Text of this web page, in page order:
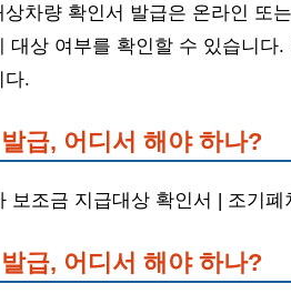
상차량 확인서 발급은 온라인 또
대상 여부를 확인할 수 있습니
다.
급, 어디서 해야 하나?
보조금 지급대상 확인서 | 조기
급, 어디서 해야 하나?